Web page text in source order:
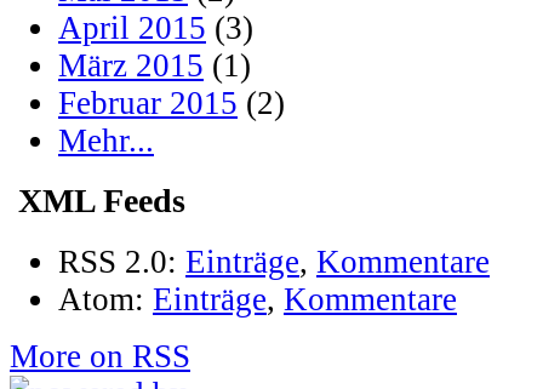
April 2015 (3)
März 2015 (1)
Februar 2015 (2)
Mehr...
XML Feeds
RSS 2.0: Einträge, Kommentare
Atom: Einträge, Kommentare
More on RSS